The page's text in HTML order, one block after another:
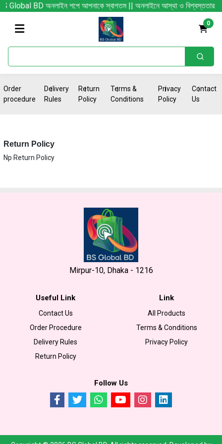
Global BD অনলাইন শপে আপনাকে স্বাগতম || অনলাইনে আস্থা ও বিশ্বস্ততার সাথে
0
Order
procedure
Delivery
Rules
Return
Policy
Terms &
Conditions
Privacy
Policy
Contact
Us
Return Policy
Np Return Policy
Mirpur-10, Dhaka - 1216
Useful Link
Contact Us
Order Procedure
Delivery Rules
Return Policy
Link
All Products
Terms & Conditions
Privacy Policy
Follow Us